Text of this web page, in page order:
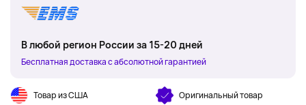
В любой регион России за 15-20 дней
Бесплатная доставка с абсолютной гарантией
Товар из США Оригинальный товар